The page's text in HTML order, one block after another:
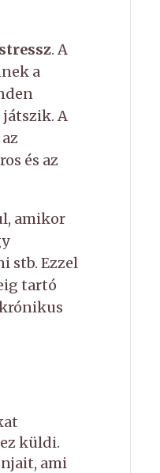
stressz. A
a
A
és az
amikor
stb. Ezzel
tartó
küldi.
ami